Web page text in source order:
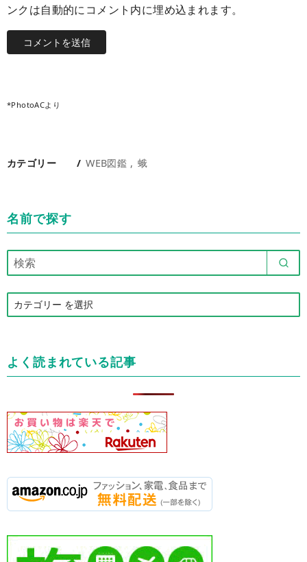
ンクは自動的にコメント内に埋め込まれます。
*PhotoACより
カテゴリー WEB図鑑 蛾
名前で探す
テ
ー
よく読まれている記事